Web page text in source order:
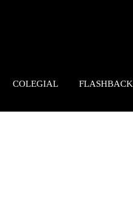
COLEGIAL FLASHBACK